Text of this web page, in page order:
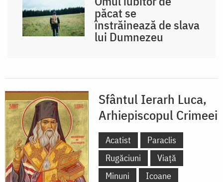
păcat se
înstrăinează de slava
lui Dumnezeu
Sfântul Ierarh Luca,
Arhiepiscopul Crimeei
Acatist
Paraclis
Rugăciuni
Viață
Minuni
Icoane